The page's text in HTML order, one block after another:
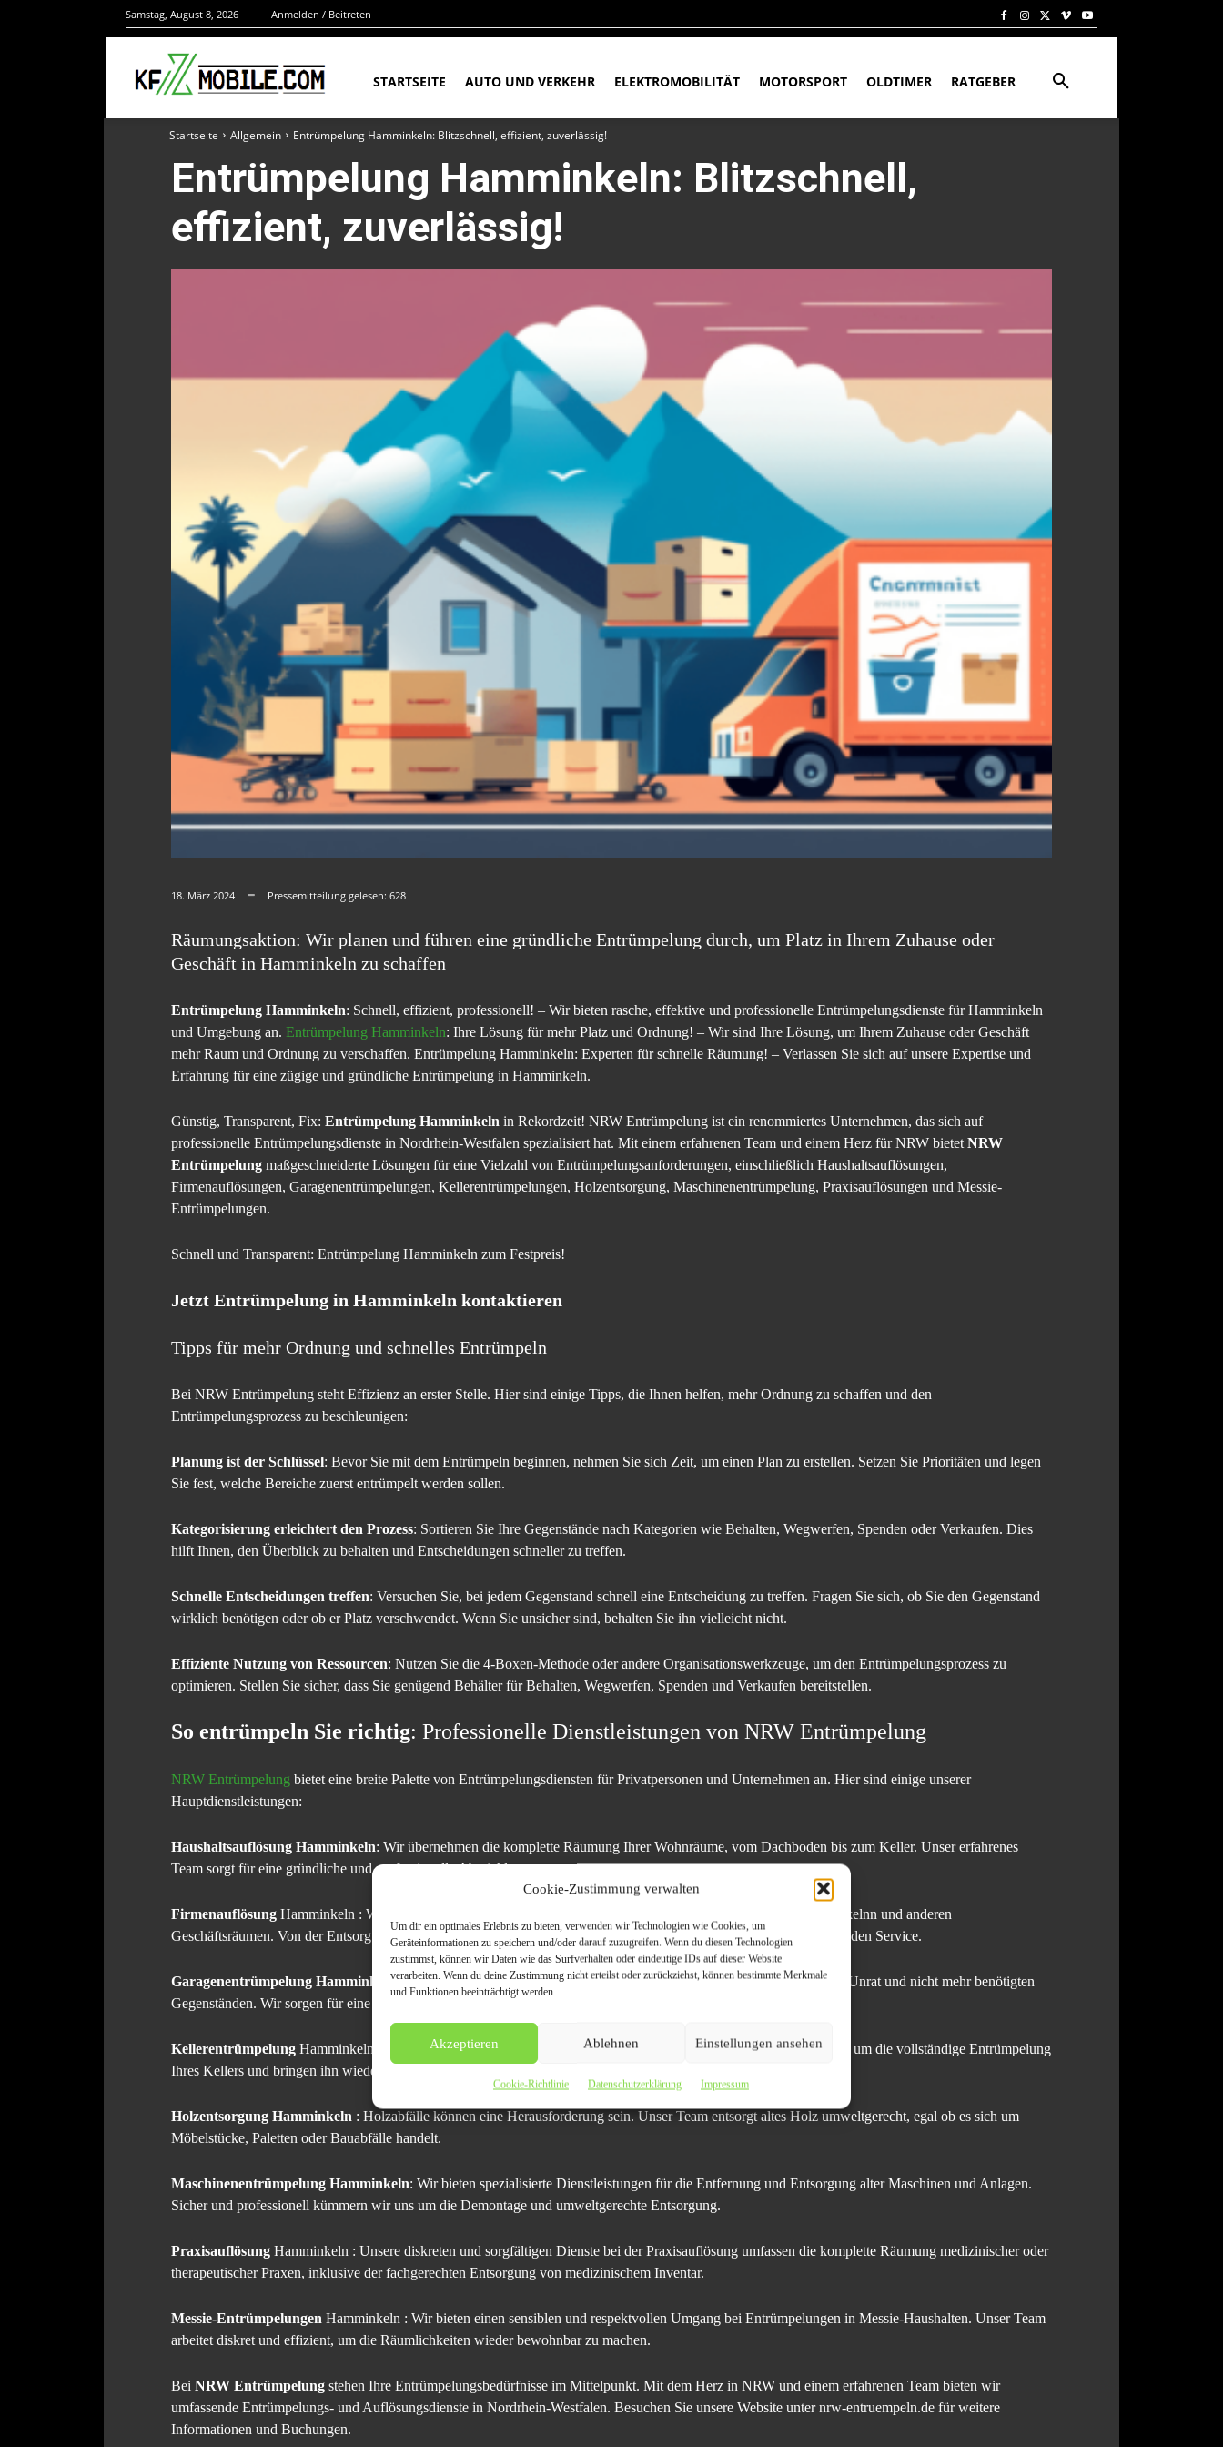
Cookie-Zustimmung verwalten
Um dir ein optimales Erlebnis zu bieten, verwenden wir Technologien wie Cookies, um
Geräteinformationen zu speichern und/oder darauf zuzugreifen. Wenn du diesen Technologien
zustimmst, können wir Daten wie das Surfverhalten oder eindeutige IDs auf dieser Website
verarbeiten. Wenn du deine Zustimmung nicht erteilst oder zurückziehst, können bestimmte Merkmale
und Funktionen beeinträchtigt werden.
Akzeptieren Ablehnen Einstellungen ansehen
Cookie-Richtlinie Datenschutzerklärung Impressum
Samstag, August 8, 2026 Anmelden / Beitreten
STARTSEITE AUTO UND VERKEHR ELEKTROMOBILITÄT MOTORSPORT OLDTIMER RATGEBER
Startseite Allgemein Entrümpelung Hamminkeln: Blitzschnell, effizient, zuverlässig!
Entrümpelung Hamminkeln: Blitzschnell,
effizient, zuverlässig!
18. März 2024 Pressemitteilung gelesen: 628
Räumungsaktion: Wir planen und führen eine gründliche Entrümpelung durch, um Platz in Ihrem Zuhause oder
Geschäft in Hamminkeln zu schaffen
Entrümpelung Hamminkeln: Schnell, effizient, professionell! – Wir bieten rasche, effektive und professionelle Entrümpelungsdienste für Hamminkeln
und Umgebung an. Entrümpelung Hamminkeln: Ihre Lösung für mehr Platz und Ordnung! – Wir sind Ihre Lösung, um Ihrem Zuhause oder Geschäft
mehr Raum und Ordnung zu verschaffen. Entrümpelung Hamminkeln: Experten für schnelle Räumung! – Verlassen Sie sich auf unsere Expertise und
Erfahrung für eine zügige und gründliche Entrümpelung in Hamminkeln.
Günstig, Transparent, Fix: Entrümpelung Hamminkeln in Rekordzeit! NRW Entrümpelung ist ein renommiertes Unternehmen, das sich auf
professionelle Entrümpelungsdienste in Nordrhein-Westfalen spezialisiert hat. Mit einem erfahrenen Team und einem Herz für NRW bietet NRW
Entrümpelung maßgeschneiderte Lösungen für eine Vielzahl von Entrümpelungsanforderungen, einschließlich Haushaltsauflösungen,
Firmenauflösungen, Garagenentrümpelungen, Kellerentrümpelungen, Holzentsorgung, Maschinenentrümpelung, Praxisauflösungen und Messie-
Entrümpelungen.
Schnell und Transparent: Entrümpelung Hamminkeln zum Festpreis!
Jetzt Entrümpelung in Hamminkeln kontaktieren
Tipps für mehr Ordnung und schnelles Entrümpeln
Bei NRW Entrümpelung steht Effizienz an erster Stelle. Hier sind einige Tipps, die Ihnen helfen, mehr Ordnung zu schaffen und den
Entrümpelungsprozess zu beschleunigen:
Planung ist der Schlüssel: Bevor Sie mit dem Entrümpeln beginnen, nehmen Sie sich Zeit, um einen Plan zu erstellen. Setzen Sie Prioritäten und legen
Sie fest, welche Bereiche zuerst entrümpelt werden sollen.
Kategorisierung erleichtert den Prozess: Sortieren Sie Ihre Gegenstände nach Kategorien wie Behalten, Wegwerfen, Spenden oder Verkaufen. Dies
hilft Ihnen, den Überblick zu behalten und Entscheidungen schneller zu treffen.
Schnelle Entscheidungen treffen: Versuchen Sie, bei jedem Gegenstand schnell eine Entscheidung zu treffen. Fragen Sie sich, ob Sie den Gegenstand
wirklich benötigen oder ob er Platz verschwendet. Wenn Sie unsicher sind, behalten Sie ihn vielleicht nicht.
Effiziente Nutzung von Ressourcen: Nutzen Sie die 4-Boxen-Methode oder andere Organisationswerkzeuge, um den Entrümpelungsprozess zu
optimieren. Stellen Sie sicher, dass Sie genügend Behälter für Behalten, Wegwerfen, Spenden und Verkaufen bereitstellen.
So entrümpeln Sie richtig: Professionelle Dienstleistungen von NRW Entrümpelung
NRW Entrümpelung bietet eine breite Palette von Entrümpelungsdiensten für Privatpersonen und Unternehmen an. Hier sind einige unserer
Hauptdienstleistungen:
Haushaltsauflösung Hamminkeln: Wir übernehmen die komplette Räumung Ihrer Wohnräume, vom Dachboden bis zum Keller. Unser erfahrenes
Team sorgt für eine gründliche und professionelle Abwicklung.
Firmenauflösung Hamminkeln : Wir kümmern uns um die vollständige Beräumung von Büros, LagerHamminkelninkelnn und anderen
Geschäftsräumen. Von der Entsorgung von Büromöbeln bis zur Demontage von Maschinen bieten wir einen umfassenden Service.
Garagenentrümpelung Hamminkeln: Unsere Dienstleistungen befreien Ihre Garage schnell und effizient von allem Unrat und nicht mehr benötigten
Gegenständen. Wir sorgen für eine gründliche Räumung und entsorgen alles fachgerecht.
Kellerentrümpelung Hamminkeln : Von alten Möbeln bis hin zu lang vergessenen Gegenständen – wir kümmern uns um die vollständige Entrümpelung
Ihres Kellers und bringen ihn wieder in einen nutzbaren Zustand.
Holzentsorgung Hamminkeln : Holzabfälle können eine Herausforderung sein. Unser Team entsorgt altes Holz umweltgerecht, egal ob es sich um
Möbelstücke, Paletten oder Bauabfälle handelt.
Maschinenentrümpelung Hamminkeln: Wir bieten spezialisierte Dienstleistungen für die Entfernung und Entsorgung alter Maschinen und Anlagen.
Sicher und professionell kümmern wir uns um die Demontage und umweltgerechte Entsorgung.
Praxisauflösung Hamminkeln : Unsere diskreten und sorgfältigen Dienste bei der Praxisauflösung umfassen die komplette Räumung medizinischer oder
therapeutischer Praxen, inklusive der fachgerechten Entsorgung von medizinischem Inventar.
Messie-Entrümpelungen Hamminkeln : Wir bieten einen sensiblen und respektvollen Umgang bei Entrümpelungen in Messie-Haushalten. Unser Team
arbeitet diskret und effizient, um die Räumlichkeiten wieder bewohnbar zu machen.
Bei NRW Entrümpelung stehen Ihre Entrümpelungsbedürfnisse im Mittelpunkt. Mit dem Herz in NRW und einem erfahrenen Team bieten wir
umfassende Entrümpelungs- und Auflösungsdienste in Nordrhein-Westfalen. Besuchen Sie unsere Website unter nrw-entruempeln.de für weitere
Informationen und Buchungen.